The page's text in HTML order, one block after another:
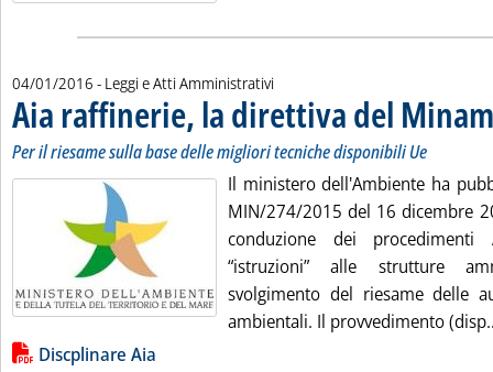
04/01/2016 - Leggi e Atti Amministrativi
Aia raffinerie, la direttiva del
Per il riesame sulla base delle migliori tecniche disponibili Ue
Il ministero dell'Ambiente ha
MIN/274/2015 del 16 dicembre
conduzione dei
“istruzioni” alle strutture
svolgimento del riesame delle
ambientali. Il provvedimento
Lista allegati PDF alla notizia
Discplinare Aia